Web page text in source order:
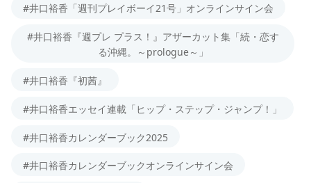
#井口裕香「週刊プレイボーイ21号」オンラインサイン会
#井口裕香『週プレ プラス！』アザーカット集「続・恋す
る沖縄。～prologue～」
#井口裕香『初茜』
#井口裕香エッセイ連載「ヒップ・ステップ・ジャンプ！」
#井口裕香カレンダーブック2025
#井口裕香カレンダーブックオンラインサイン会